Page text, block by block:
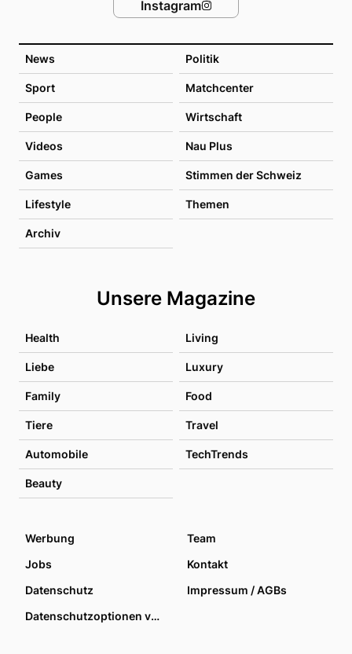
News Politik
Sport Matchcenter
People Wirtschaft
Videos Nau Plus
Games Stimmen der Schweiz
Lifestyle Themen
Archiv
Unsere Magazine
Health Living
Liebe Luxury
Family Food
Tiere Travel
Automobile TechTrends
Beauty
Instagram
Werbung
Team
Jobs
Kontakt
Datenschutz
Impressum / AGBs
Datenschutzoptionen verwalten